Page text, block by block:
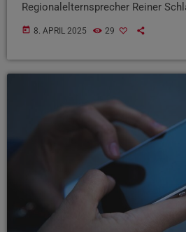
Regionalelternsprecher Reiner
today 8. APRIL 2025 29